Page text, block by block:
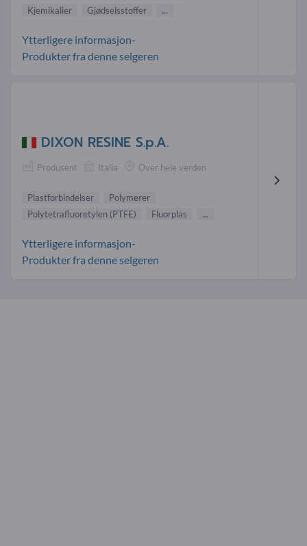
Kjemikalier
Gjødselsstoffer ...
Ytterligere informasjon-
Produkter fra denne selgeren
DIXON RESINE S.p.A.
Produsent Italia Over hele verden
Plastforbindelser
Polymerer
Polytetrafluoretylen (PTFE)
Fluorplas ...
Ytterligere informasjon-
Produkter fra denne selgeren